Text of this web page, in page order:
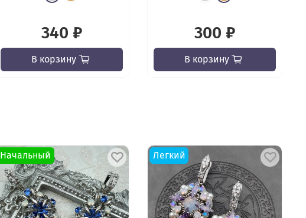
340 ₽
В корзину
300 ₽
В корзину
Начальный Легкий